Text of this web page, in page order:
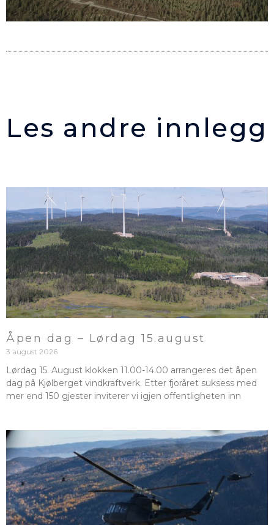
Les andre innlegg
Åpen dag – Lørdag 15.august
3 august 2026
Lørdag 15. August klokken 11.00-14.00 arrangeres det åpen
dag på Kjølberget vindkraftverk. Etter fjoråret suksess med
mer end 150 gjester inviterer vi igjen offentligheten inn